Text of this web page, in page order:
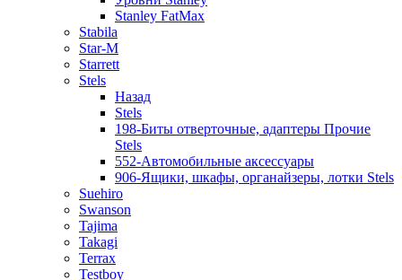
Stanley FatMax
Stabila
Star-M
Starrett
Stels
Назад
Stels
198-Биты отверточные, адаптеры Прочие
Stels
552-Автомобильные аксессуары
906-Ящики, шкафы, органайзеры, лотки Stels
Suehiro
Swanson
Tajima
Takagi
Terrax
Testboy